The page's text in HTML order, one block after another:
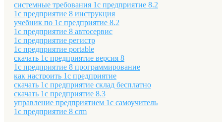
системные требования 1с предприятие 8.2
1с предприятие 8 инструкция
учебник по 1с предприятие 8.2
1с предприятие 8 автосервис
1с предприятие регистр
1с предприятие portable
скачать 1с предприятие версия 8
1с предприятие 8 программирование
как настроить 1с предприятие
скачать 1с предприятие склад бесплатно
скачать 1с предприятие 8.3
управление предприятием 1с самоучитель
1с предприятие 8 crm